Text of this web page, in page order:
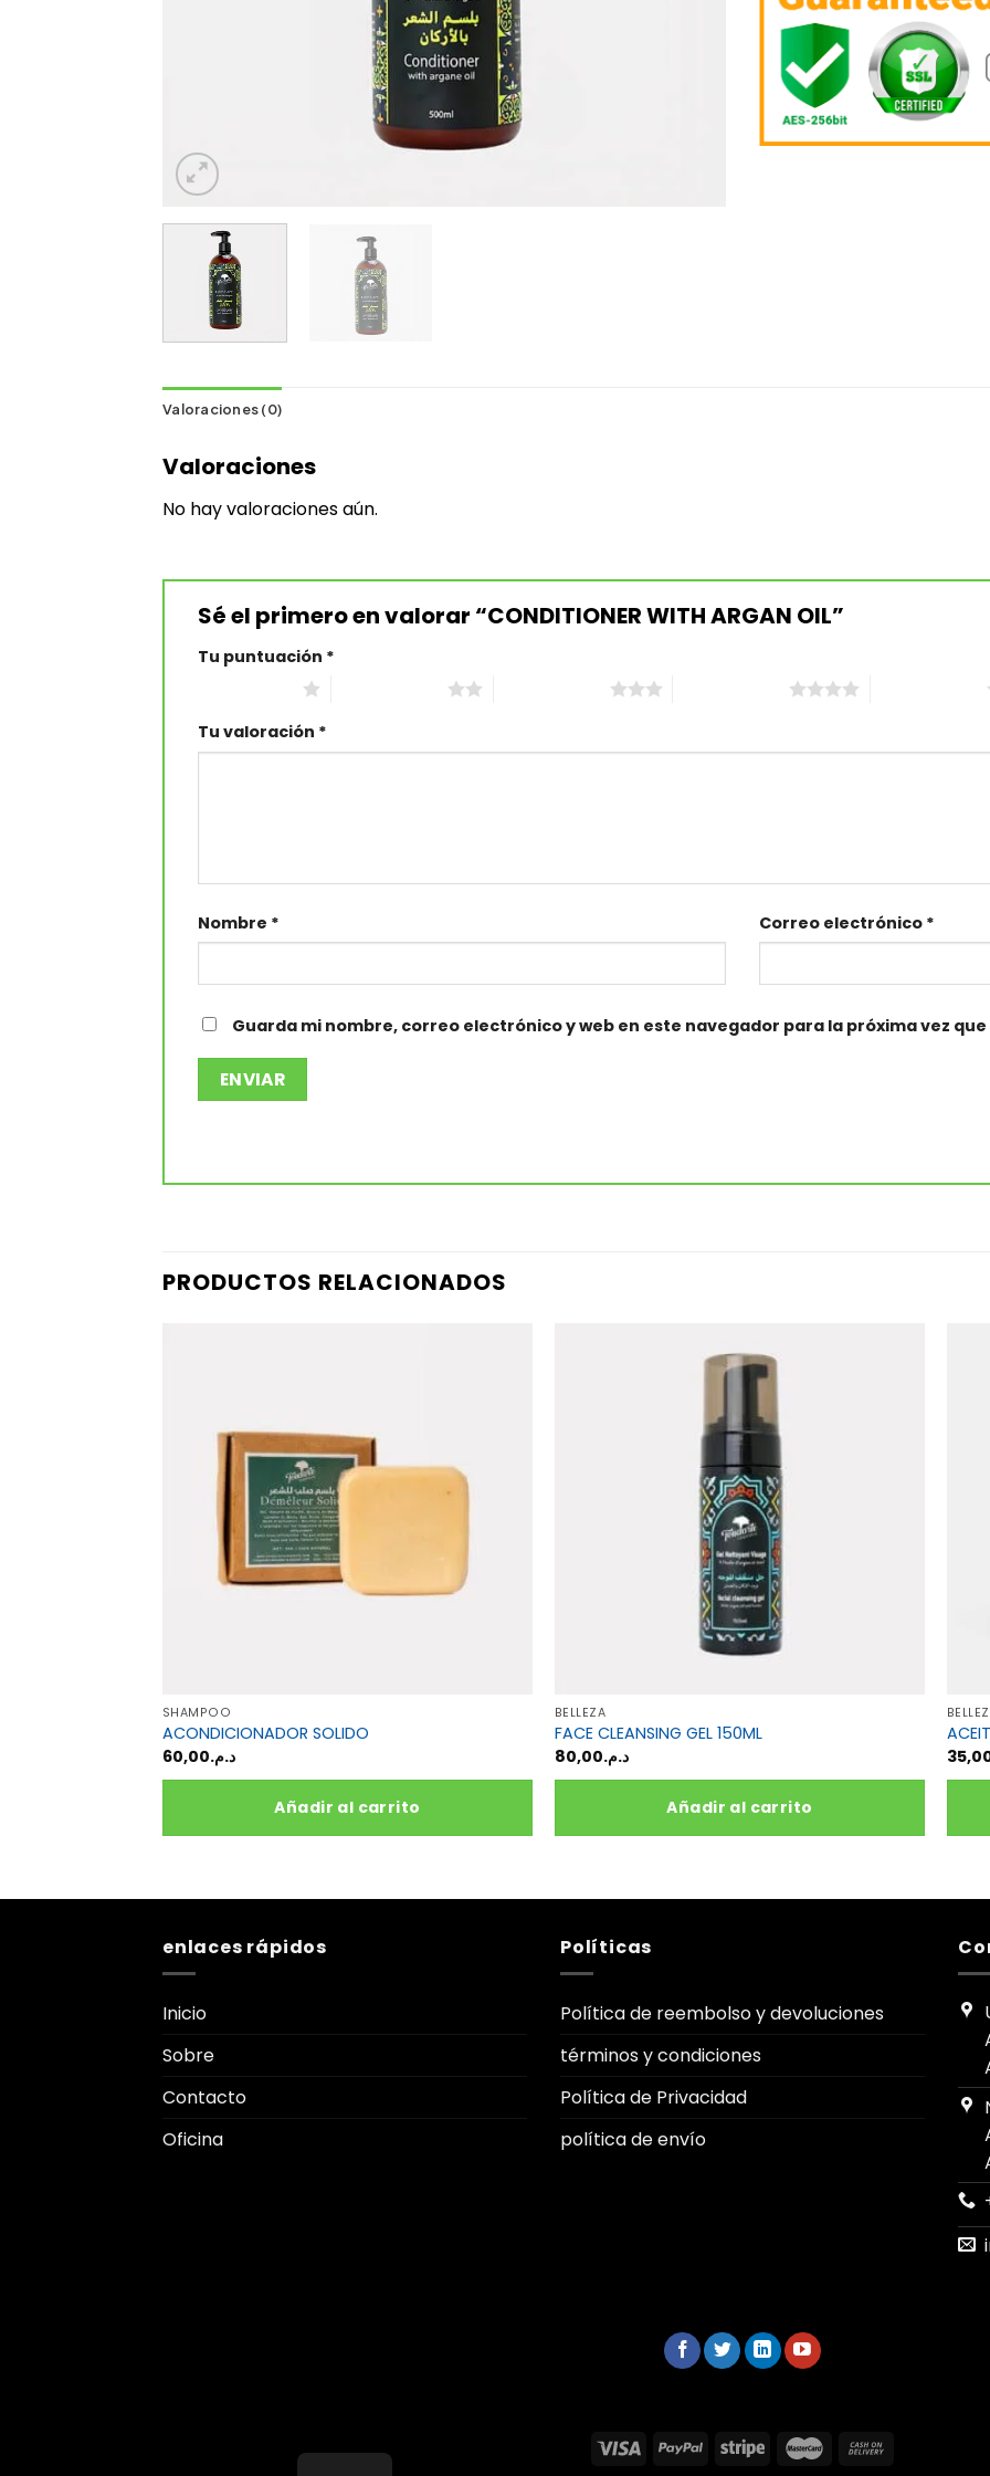
Valoraciones (0)
Valoraciones
No hay valoraciones aún.
Sé el primero en valorar “CONDITIONER WITH ARGAN OIL”
Tu puntuación *
Tu valoración *
Nombre * Correo electrónico *
Guarda mi nombre, correo electrónico y web en este navegador para la próxima vez
PRODUCTOS RELACIONADOS
SHAMPOO
ACONDICIONADOR SOLIDO
د.م.60,00
Añadir al carrito
BELLEZA
FACE CLEANSING GEL 150ML
د.م.80,00
Añadir al carrito
enlaces rápidos
Inicio
Sobre
Contacto
Oficina
Políticas
Política de reembolso y devoluciones
términos y condiciones
Política de Privacidad
política de envío